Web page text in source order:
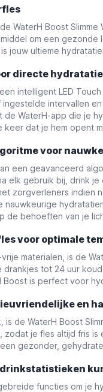
WaterH Boost
om een
jouw ultieme
directe
intelligent LED
ingestelde intervallen
WaterH-app die je
dat je hem opent
voor
een geavanceerd
elk gebruik bij, drink
zorgverleners indien
de behoeften van je
voor optimale
materialen, is de
tot 24 uur
Boost is perfect voor
en
de WaterH Boost
zodat je fles altijd fris
gezonder,
drinkstatistieken
functies om je